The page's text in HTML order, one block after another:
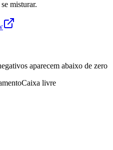
misturar.
aparecem abaixo de zero
Caixa livre